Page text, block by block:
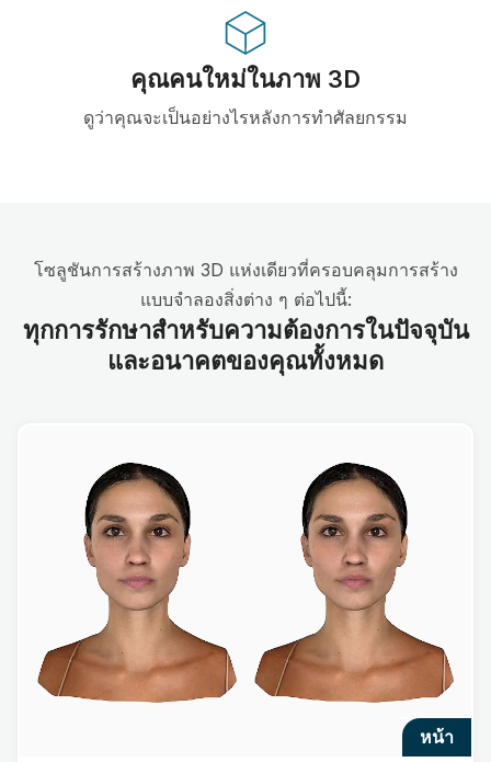
คุณคนใหม่ในภาพ 3D
ดูว่าคุณจะเป็นอย่างไรหลังการทำศัลยกรรม
โซลูชันการสร้างภาพ 3D แห่งเดียวที่ครอบคลุมการสร้าง
แบบจำลองสิ่งต่าง ๆ ต่อไปนี้:
ทุกการรักษาสำหรับความต้องการในปัจจุบัน
และอนาคตของคุณทั้งหมด
หน้า